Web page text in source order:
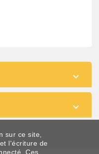


sur ce site,
l'écriture de
Ces